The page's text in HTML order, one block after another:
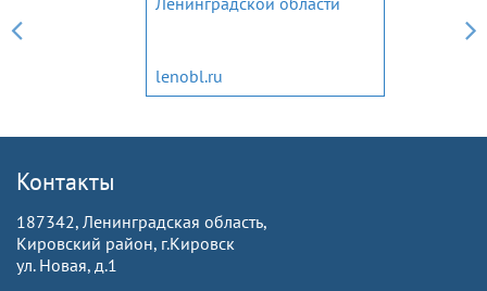
lenobl.ru
Контакты
187342, Ленинградская область,
Кировский район, г.Кировск
ул. Новая, д.1